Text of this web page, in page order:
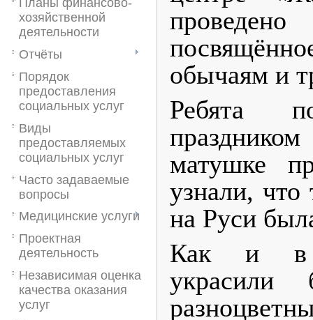
Планы финансово-
хозяйственной
деятельности
Отчёты
Порядок
предоставления
социальных услуг
Виды
предоставляемых
социальных услуг
Часто задаваемые
вопросы
Медицинские услуги
Проектная
деятельность
Независимая оценка
качества оказания
услуг
обычаям и
Ребята
матушке
узнали,
на Руси
Как и в
украсили